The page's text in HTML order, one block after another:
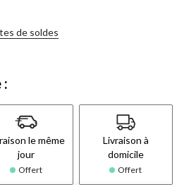
de soldes
:
le même
jour
Offert
Livraison à
domicile
Offert